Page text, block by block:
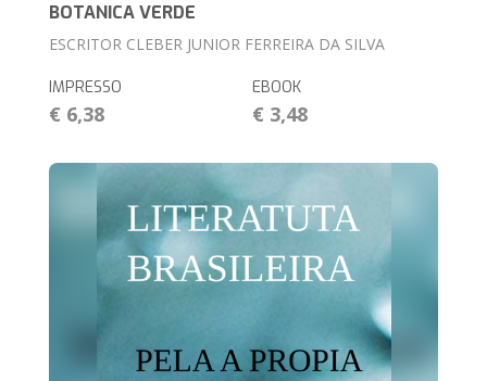
BOTANICA VERDE
ESCRITOR CLEBER JUNIOR FERREIRA DA SILVA
IMPRESSO
€ 6,38
EBOOK
€ 3,48